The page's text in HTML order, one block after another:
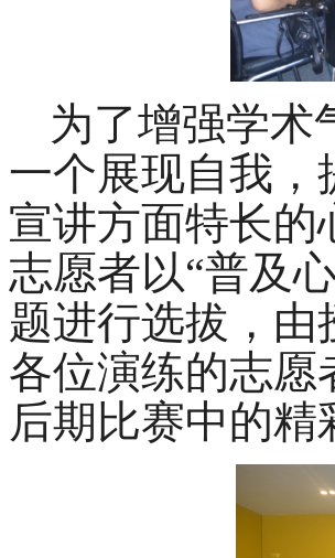
为了增强学术
一个展现自我，
宣讲方面特长的
志愿者以“普及
题进行选拔，
各位演练的志愿
后期比赛中的精